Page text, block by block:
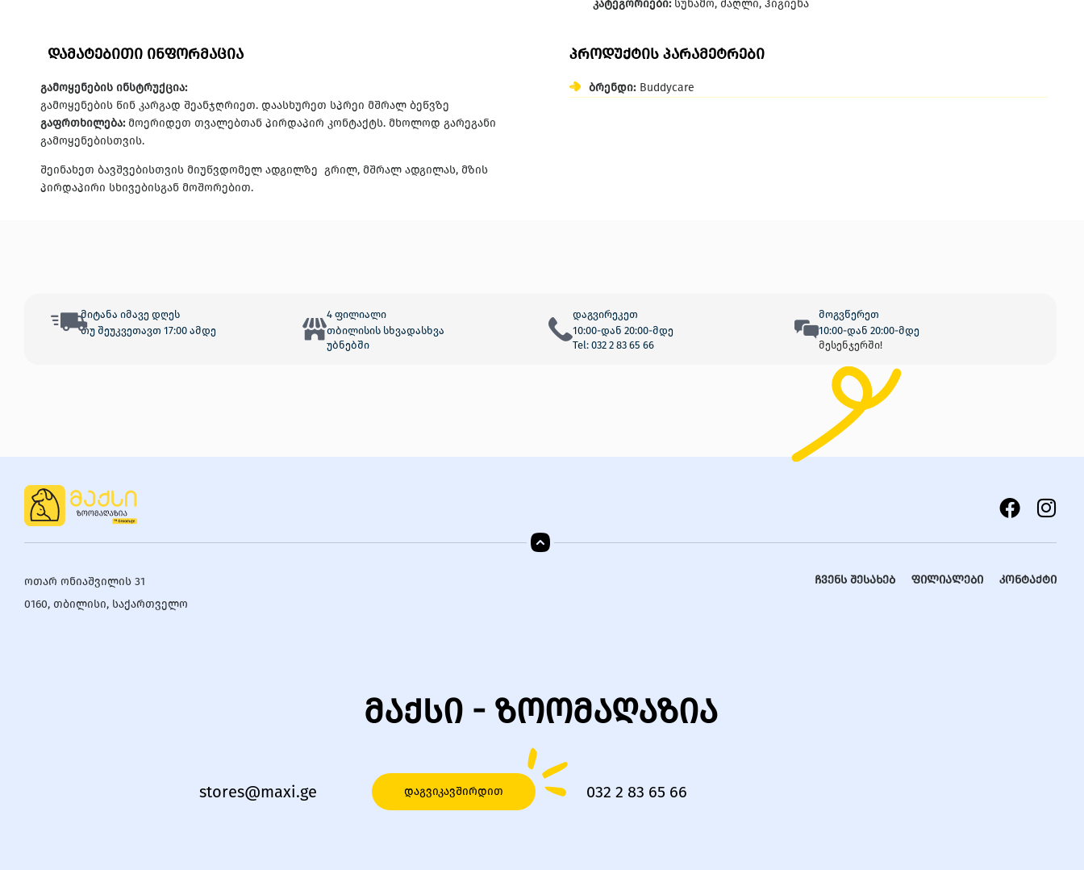
კატეგორიები: სუნამო, ძაღლი,ჰიგიენა
დამატებითი ინფორმაცია
გამოყენების ინსტრუქცია:
გამოყენების წინ კარგად შეანჯღრიეთ. დაასხურეთ სპრეი მშრალ ბეწვზე
გაფრთხილება:მოერიდეთ თვალებთან პირდაპირ კონტაქტს. მხოლოდ გარეგანი
გამოყენებისთვის.
შეინახეთ ბავშვებისთვის მიუწვდომელ ადგილზე გრილ, მშრალ ადგილას, მზის
პირდაპირი სხივებისგან მოშორებით.
პროდუქტის პარამეტრები
ბრენდი: Buddycare
მიტანა იმავე დღეს
თუ შეუკვეთავთ 17:00 ამდე
4 ფილიალი
თბილისის სხვადასხვა
უბნებში
დაგვირეკეთ
10:00-დან 20:00-მდე
Tel: 032 2 83 65 66
მოგვწერეთ
10:00-დან 20:00-მდე
მესენჯერში!
ოთარ ონიაშვილის 31
0160, თბილისი, საქართველო
ჩვენს შესახებ ფილიალები კონტაქტი
მაქსი - ზოომაღაზია
stores@maxi.ge დაგვიკავშირდით 032 2 83 65 66